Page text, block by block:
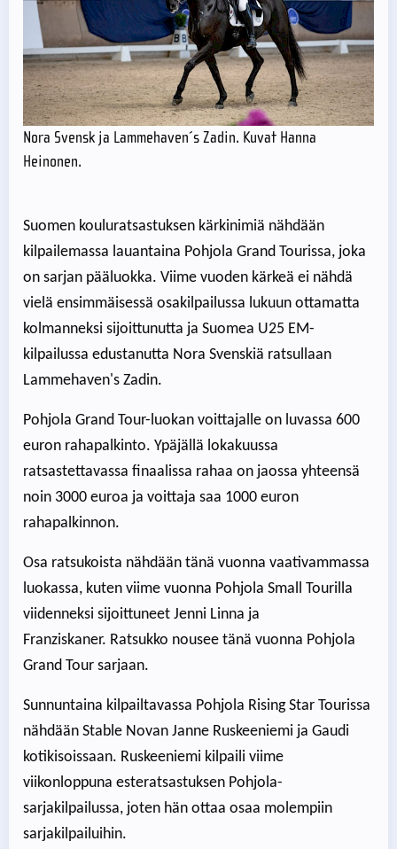
Nora Svensk ja Lammehaven´s Zadin. Kuvat Hanna
Heinonen.
Suomen kouluratsastuksen kärkinimiä nähdään
kilpailemassa lauantaina Pohjola Grand Tourissa, joka
on sarjan pääluokka. Viime vuoden kärkeä ei nähdä
vielä ensimmäisessä osakilpailussa lukuun ottamatta
kolmanneksi sijoittunutta ja Suomea U25 EM-
kilpailussa edustanutta Nora Svenskiä ratsullaan
Lammehaven's Zadin.
Pohjola Grand Tour-luokan voittajalle on luvassa 600
euron rahapalkinto. Ypäjällä lokakuussa
ratsastettavassa finaalissa rahaa on jaossa yhteensä
noin 3000 euroa ja voittaja saa 1000 euron
rahapalkinnon.
Osa ratsukoista nähdään tänä vuonna vaativammassa
luokassa, kuten viime vuonna Pohjola Small Tourilla
viidenneksi sijoittuneet Jenni Linna ja
Franziskaner. Ratsukko nousee tänä vuonna Pohjola
Grand Tour sarjaan.
Sunnuntaina kilpailtavassa Pohjola Rising Star Tourissa
nähdään Stable Novan Janne Ruskeeniemi ja Gaudi
kotikisoissaan. Ruskeeniemi kilpaili viime
viikonloppuna esteratsastuksen Pohjola-
sarjakilpailussa, joten hän ottaa osaa molempiin
sarjakilpailuihin.